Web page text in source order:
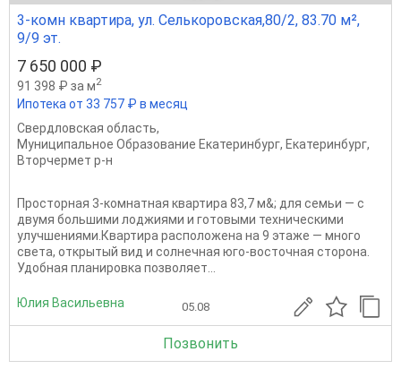
3-комн квартира, ул. Селькоровская,80/2, 83.70 м²,
9/9 эт.
7 650 000 ₽
91 398 ₽ за м2
Ипотека от 33 757 ₽ в месяц
Свердловская область,
Муниципальное Образование Екатеринбург, Екатеринбург,
Вторчермет р-н
Просторная 3-комнатная квартира 83,7 м&; для семьи — с
двумя большими лоджиями и готовыми техническими
улучшениями.Квартира расположена на 9 этаже — много
света, открытый вид и солнечная юго-восточная сторона.
Удобная планировка позволяет...
Юлия Васильевна 05.08
Позвонить